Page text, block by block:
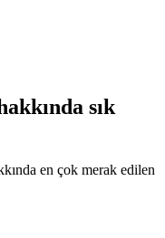
sık
en çok merak edilen